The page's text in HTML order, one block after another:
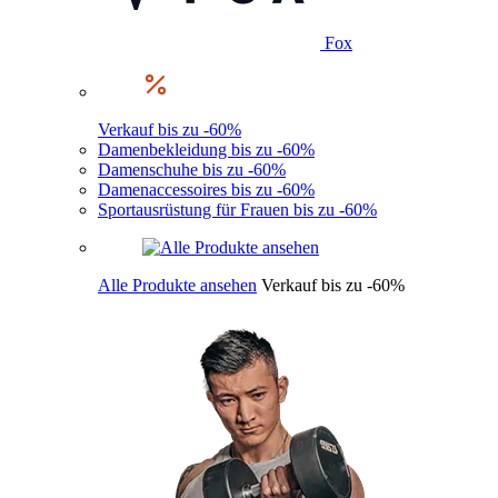
Fox
Verkauf bis zu -60%
Damenbekleidung bis zu -60%
Damenschuhe bis zu -60%
Damenaccessoires bis zu -60%
Sportausrüstung für Frauen bis zu -60%
Alle Produkte ansehen Verkauf bis zu -60%